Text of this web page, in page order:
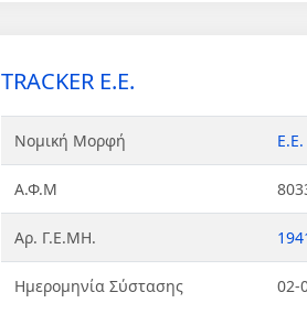
TRACKER Ε.Ε.
Νομική Μορφή Ε.Ε.
Α.Φ.Μ
Αρ. Γ.Ε.ΜΗ.
Ημερομηνία Σύστασης 02-